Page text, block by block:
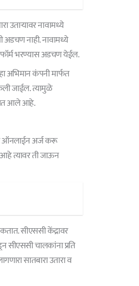
नावामध्ये
नाही. नावामध्ये
भरण्यास अडचण येईल.
अभिमान कंपनी मार्फत
जाईल. त्यामुळे
आले आहे.
ऑनलाईन अर्ज करू
त्यावर ती जाऊन
सीएससी केंद्रावर
चालकांना प्रति
सातबारा उतारा व